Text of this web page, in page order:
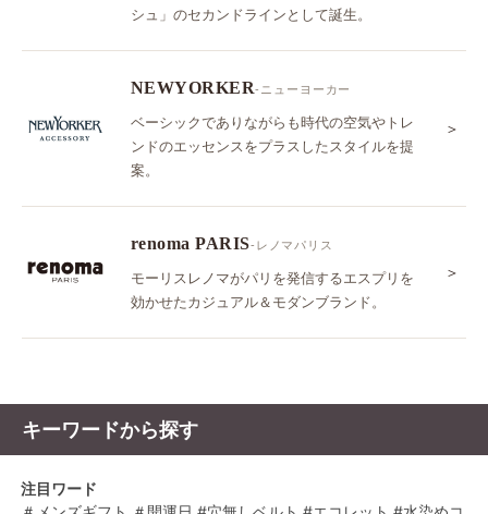
シュ」のセカンドラインとして誕生。
NEWYORKER-ニューヨーカー
ベーシックでありながらも時代の空気やトレ
ンドのエッセンスをプラスしたスタイルを提
案。
＞
renoma PARIS-レノマパリス
モーリスレノマがパリを発信するエスプリを
効かせたカジュアル＆モダンブランド。
＞
キーワードから探す
注目ワード